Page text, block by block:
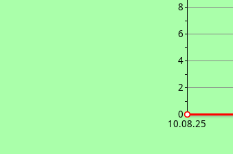
8
6
4
2
0
10.08.25